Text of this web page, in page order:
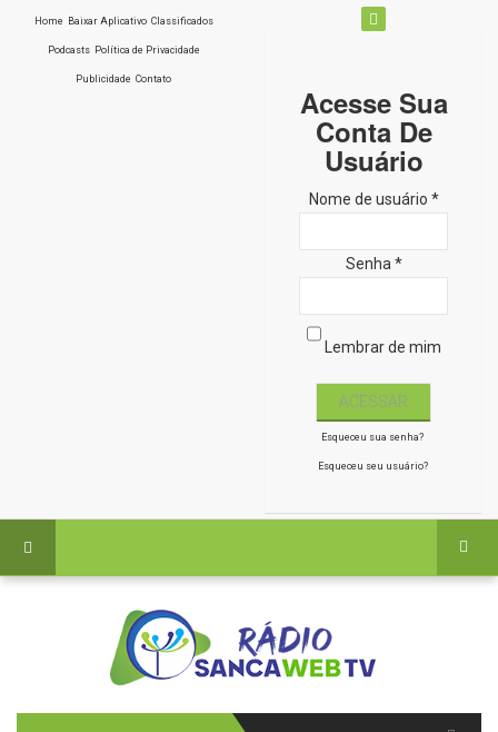
Home Baixar Aplicativo Classificados
Podcasts Política de Privacidade
Publicidade Contato
Acesse Sua
Conta De
Usuário
Nome de usuário *
Senha *
Lembrar de mim
Esqueceu sua senha?
Esqueceu seu usuário?